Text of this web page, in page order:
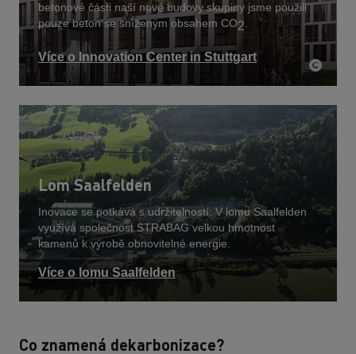
betonové části naší nové budovy skupiny jsme použili
pouze beton se sníženým obsahem CO2
Více o Innovation Center in Stuttgart
Lom Saalfelden
Inovace se potkává s udržitelností: V lomu Saalfelden
využívá společnost STRABAG velkou hmotnost
kamenů k výrobě obnovitelné energie.
Více o lomu Saalfelden
Co znamená dekarbonizace?